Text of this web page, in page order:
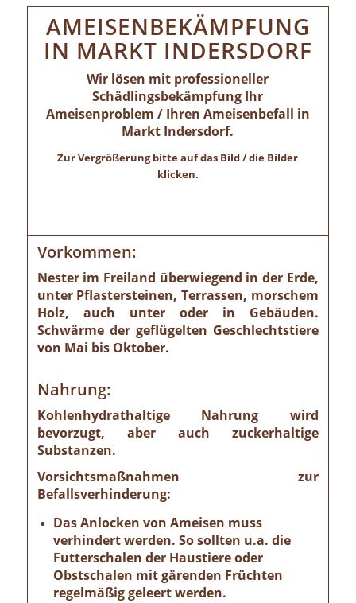
AMEISENBEKÄMPFUNG
IN MARKT INDERSDORF
Wir lösen mit professioneller
Schädlingsbekämpfung Ihr
Ameisenproblem / Ihren Ameisenbefall in
Markt Indersdorf.
Zur Vergrößerung bitte auf das Bild / die Bilder
klicken.
Vorkommen:
Nester im Freiland überwiegend in der Erde,
unter Pflastersteinen, Terrassen, morschem
Holz, auch unter oder in Gebäuden.
Schwärme der geflügelten Geschlechtstiere
von Mai bis Oktober.
Nahrung:
Kohlenhydrathaltige Nahrung wird
bevorzugt, aber auch zuckerhaltige
Substanzen.
Vorsichtsmaßnahmen zur
Befallsverhinderung:
Das Anlocken von Ameisen muss
verhindert werden. So sollten u.a. die
Futterschalen der Haustiere oder
Obstschalen mit gärenden Früchten
regelmäßig geleert werden.